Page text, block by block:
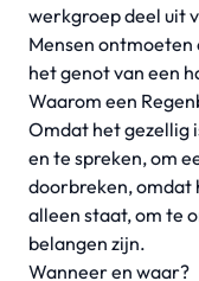
werkgroep deel uit
Mensen
het genot van een
Waarom een
Omdat het gezellig
en te spreken, om
doorbreken, omdat
alleen staat, om te
belangen zijn.
Wanneer en waar?